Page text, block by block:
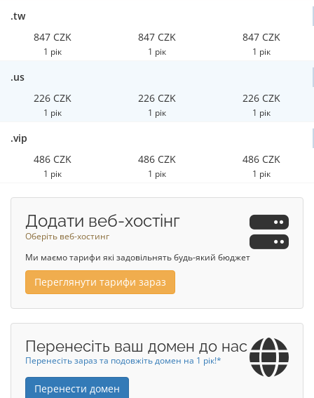
.tw
847 CZK
1 рік
847 CZK
1 рік
847 CZK
1 рік
.us
226 CZK
1 рік
226 CZK
1 рік
226 CZK
1 рік
.vip
486 CZK
1 рік
486 CZK
1 рік
486 CZK
1 рік
Додати веб-хостінг
Оберіть веб-хостинг
Ми маємо тарифи які задовільнять будь-який бюджет
Переглянути тарифи зараз
Перенесіть ваш домен до нас
Перенесіть зараз та подовжіть домен на 1 рік!*
Перенести домен